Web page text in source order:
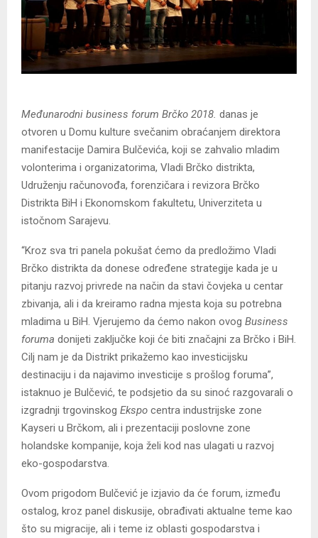
Međunarodni business forum Brčko 2018. danas je
otvoren u Domu kulture svečanim obraćanjem direktora
manifestacije Damira Bulčevića, koji se zahvalio mladim
volonterima i organizatorima, Vladi Brčko distrikta,
Udruženju računovođa, forenzičara i revizora Brčko
Distrikta BiH i Ekonomskom fakultetu, Univerziteta u
istočnom Sarajevu.
“Kroz sva tri panela pokušat ćemo da predložimo Vladi
Brčko distrikta da donese određene strategije kada je u
pitanju razvoj privrede na način da stavi čovjeka u centar
zbivanja, ali i da kreiramo radna mjesta koja su potrebna
mladima u BiH. Vjerujemo da ćemo nakon ovog Business
foruma donijeti zaključke koji će biti značajni za Brčko i BiH.
Cilj nam je da Distrikt prikažemo kao investicijsku
destinaciju i da najavimo investicije s prošlog foruma”,
istaknuo je Bulčević, te podsjetio da su sinoć razgovarali o
izgradnji trgovinskog Ekspo centra industrijske zone
Kayseri u Brčkom, ali i prezentaciji poslovne zone
holandske kompanije, koja želi kod nas ulagati u razvoj
eko-gospodarstva.
Ovom prigodom Bulčević je izjavio da će forum, između
ostalog, kroz panel diskusije, obrađivati aktualne teme kao
što su migracije, ali i teme iz oblasti gospodarstva i